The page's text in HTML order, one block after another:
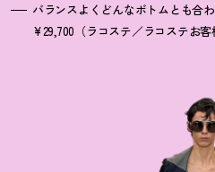
バランスよくどんなボトムとも合
¥29,700（ラコステ／ラコステお客